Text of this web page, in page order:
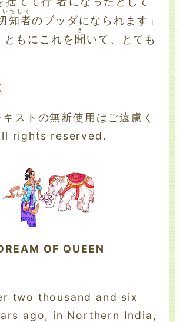
い
知者
ちしゃ
のブッダになられます」
ともにこれを 聞
き
いて、とても
ストの無断使用はご遠慮く
rights reserved.
OF QUEEN
thousand and six
ago, in Northern India,